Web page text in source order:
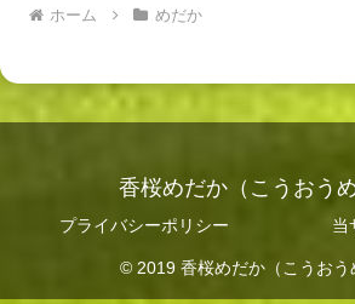
ホーム めだか
香桜めだか（こうおうめ
プライバシーポリシー 当
© 2019 香桜めだか（こうおう